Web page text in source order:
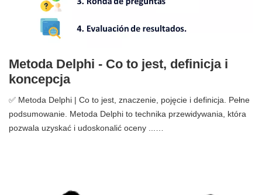
Metoda Delphi - Co to jest, definicja i
koncepcja
✅ Metoda Delphi | Co to jest, znaczenie, pojęcie i definicja. Pełne
podsumowanie. Metoda Delphi to technika przewidywania, która
pozwala uzyskać i udoskonalić oceny ...…